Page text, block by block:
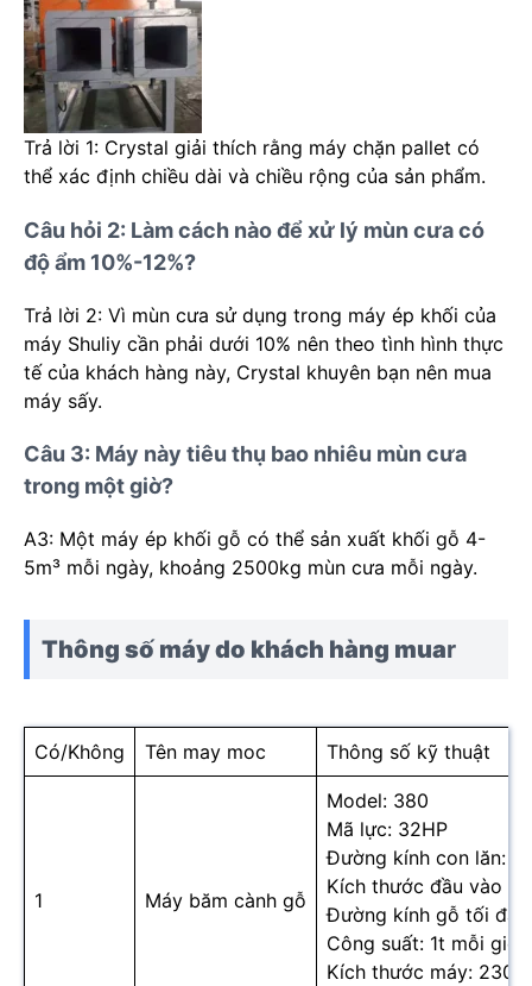
Trả lời 1: Crystal giải thích rằng máy chặn pallet có
thể xác định chiều dài và chiều rộng của sản phẩm.
Câu hỏi 2: Làm cách nào để xử lý mùn cưa có
độ ẩm 10%-12%?
Trả lời 2: Vì mùn cưa sử dụng trong máy ép khối của
máy Shuliy cần phải dưới 10% nên theo tình hình thực
tế của khách hàng này, Crystal khuyên bạn nên mua
máy sấy.
Câu 3: Máy này tiêu thụ bao nhiêu mùn cưa
trong một giờ?
A3: Một máy ép khối gỗ có thể sản xuất khối gỗ 4-
5m³ mỗi ngày, khoảng 2500kg mùn cưa mỗi ngày.
Thông số máy do khách hàng muar
Có/Không Tên may moc Thông số kỹ thuật
1 Máy băm cành gỗ
Model: 380
Mã lực: 32HP
Đường kính con lăn:
Kích thước đầu vào
Đường kính gỗ tối đa:
Công suất: 1t mỗi giờ
Kích thước máy: